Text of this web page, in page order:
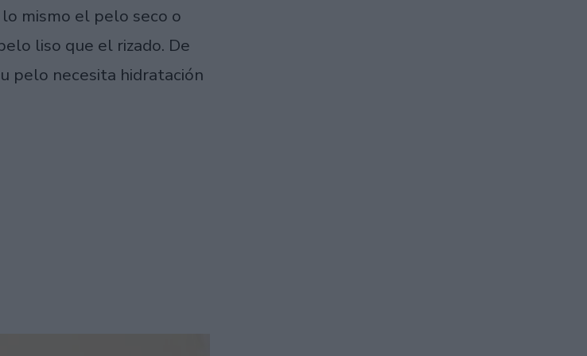
mismo el pelo seco o
liso que el rizado. De
pelo necesita hidratación